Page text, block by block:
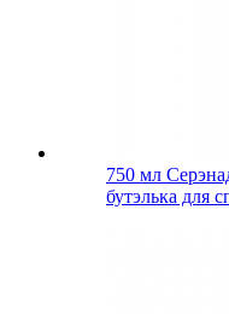
750 мл
бутэлька для